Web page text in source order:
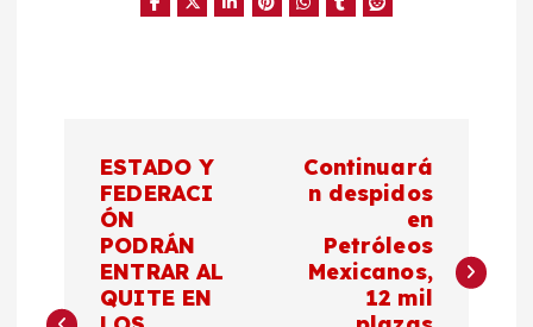
ESTADO Y
FEDERACI
ÓN
PODRÁN
ENTRAR AL
QUITE EN
Continuará
n despidos
en
Petróleos
Mexicanos,
12 mil